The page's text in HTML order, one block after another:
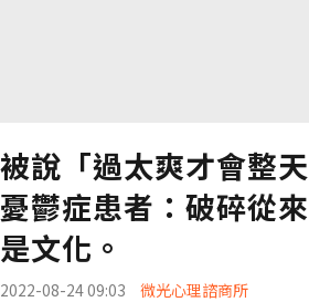
被說「過太爽才會整
憂鬱症患者：破碎從
是文化。
2022-08-24 09:03 微光心理諮商所